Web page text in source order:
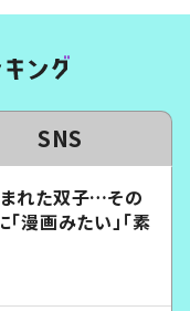
SNS
れた双子…その
漫画みたい」「素